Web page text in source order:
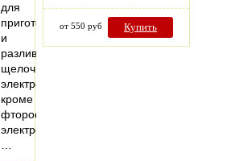
для
приготовления
и
разлива
щелочных
электролитов,
кроме
фторосодержащих
электролитов,
от 550 руб Купить